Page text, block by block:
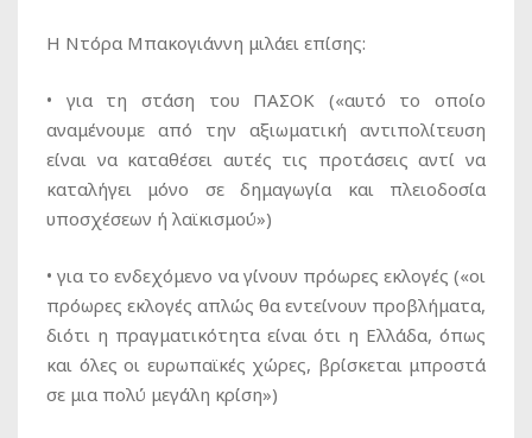
Η Ντόρα Μπακογιάννη μιλάει επίσης:
• για τη στάση του ΠΑΣΟΚ («αυτό το οποίο
αναμένουμε από την αξιωματική αντιπολίτευση
είναι να καταθέσει αυτές τις προτάσεις αντί να
καταλήγει μόνο σε δημαγωγία και πλειοδοσία
υποσχέσεων ή λαϊκισμού»)
• για το ενδεχόμενο να γίνουν πρόωρες εκλογές («οι
πρόωρες εκλογές απλώς θα εντείνουν προβλήματα,
διότι η πραγματικότητα είναι ότι η Ελλάδα, όπως
και όλες οι ευρωπαϊκές χώρες, βρίσκεται μπροστά
σε μια πολύ μεγάλη κρίση»)